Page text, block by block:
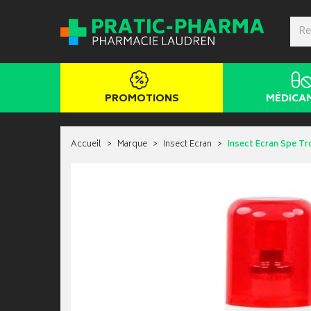
PROMOTIONS
Accueil Marque Insect Ecran Insect Ecran Spe